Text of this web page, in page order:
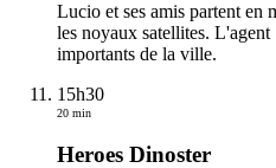
Lucio et ses amis partent en
les noyaux satellites.
importants de la ville.
15h30
20 min
Heroes Dinoster